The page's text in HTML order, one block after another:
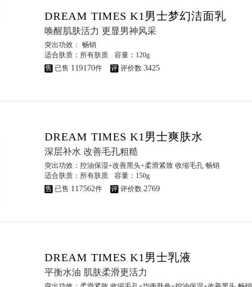
DREAM TIMES K1男士梦幻洁面乳
唤醒肌肤活力 更显男神风采
突出功效： 畅销
适合肤质：所有肤质 容量：120g
售 已售 119170件 评 评价数 3425
DREAM TIMES K1男士爽肤水
深层补水 改善毛孔粗糙
突出功效：控油保湿+改善黑头+柔滑紧致 收缩毛孔 畅销
适合肤质：所有肤质 容量：150g
售 已售 117562件 评 评价数 2769
DREAM TIMES K1男士乳液
平衡水油 肌肤柔滑更活力